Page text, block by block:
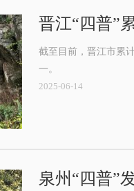
晋江“四普”
截至目前，晋江市累
一。
2025-06-14
泉州“四普”